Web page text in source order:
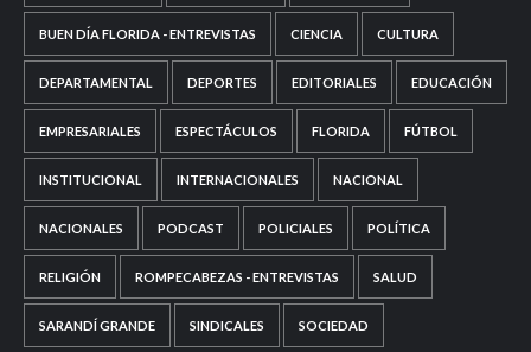
BUEN DÍA FLORIDA - ENTREVISTAS CIENCIA CULTURA
DEPARTAMENTAL DEPORTES EDITORIALES EDUCACIÓN
EMPRESARIALES ESPECTÁCULOS FLORIDA FÚTBOL
INSTITUCIONAL INTERNACIONALES NACIONAL
NACIONALES PODCAST POLICIALES POLÍTICA
RELIGIÓN ROMPECABEZAS - ENTREVISTAS SALUD
SARANDÍ GRANDE SINDICALES SOCIEDAD